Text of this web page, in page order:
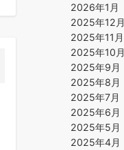
2026年1月
2025年12月
2025年11月
2025年10月
2025年9月
2025年8月
2025年7月
2025年6月
2025年5月
2025年4月